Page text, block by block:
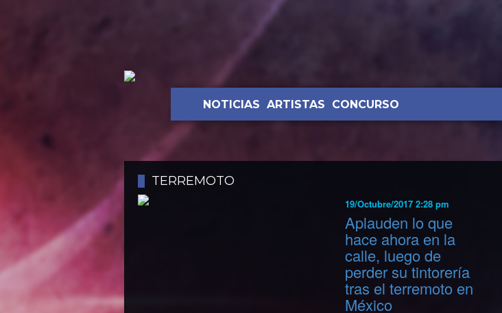
NOTICIAS ARTISTAS CONCURSO
TERREMOTO
19/Octubre/2017 2:28 pm
Aplauden lo que
hace ahora en la
calle, luego de
perder su tintorería
tras el terremoto en
México